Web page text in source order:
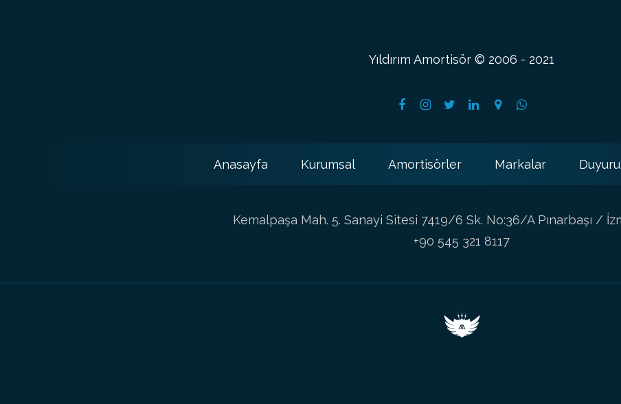
Yıldırım Amortisör © 2006 - 2021
Anasayfa Kurumsal Amortisörler Markalar
Kemalpaşa Mah. 5. Sanayi Sitesi 7419/6 Sk. No:36/A Pınarbaşı /
+90 545 321 8117